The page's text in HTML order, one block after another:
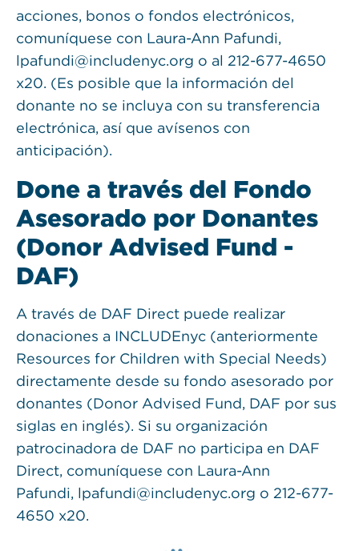
acciones, bonos o fondos electrónicos,
comuníquese con Laura-Ann Pafundi,
lpafundi@includenyc.org o al 212-677-4650
x20. (Es posible que la información del
donante no se incluya con su transferencia
electrónica, así que avísenos con
anticipación).
Done a través del Fondo
Asesorado por Donantes
(Donor Advised Fund -
DAF)
A través de DAF Direct puede realizar
donaciones a INCLUDEnyc (anteriormente
Resources for Children with Special Needs)
directamente desde su fondo asesorado por
donantes (Donor Advised Fund, DAF por sus
siglas en inglés). Si su organización
patrocinadora de DAF no participa en DAF
Direct, comuníquese con Laura-Ann
Pafundi, lpafundi@includenyc.org o 212-677-
4650 x20.